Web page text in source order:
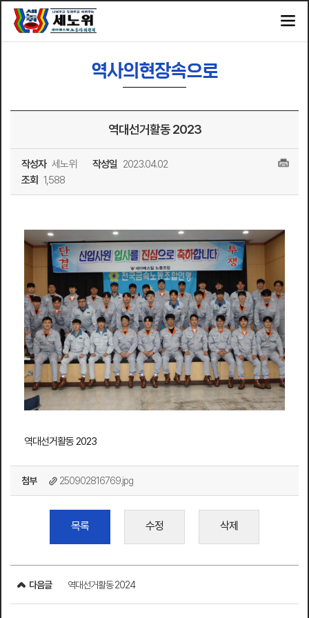
역사의현장속으로
역대선거활동 2023
작성자 세노위 작성일 2023.04.02
조회 1,588
역대선거활동 2023
첨부 250902816769.jpg
목록 수정 삭제
다음글 역대선거활동 2024